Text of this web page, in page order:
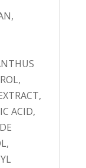
ACID,